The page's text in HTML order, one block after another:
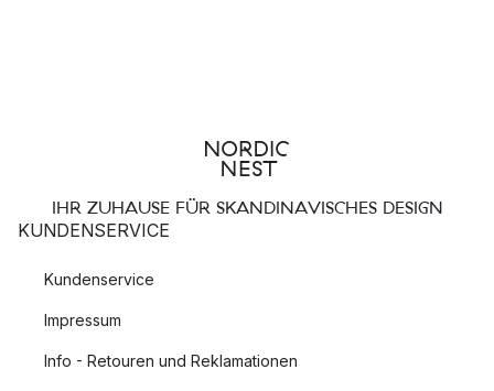
IHR ZUHAUSE FÜR SKANDINAVISCHES DESIGN
KUNDENSERVICE
Kundenservice
Impressum
Info - Retouren und Reklamationen